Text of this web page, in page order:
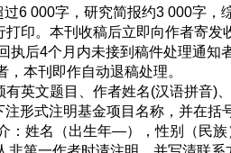
6 000字，研究简报约3 000字，
印。本刊收稿后立即向作者寄发
执后4个月内未接到稿件处理通知
本刊即作自动退稿处理。
英文题目、作者姓名(汉语拼音)
形式注明基金项目名称，并在括
：姓名（出生年—），性别（民族